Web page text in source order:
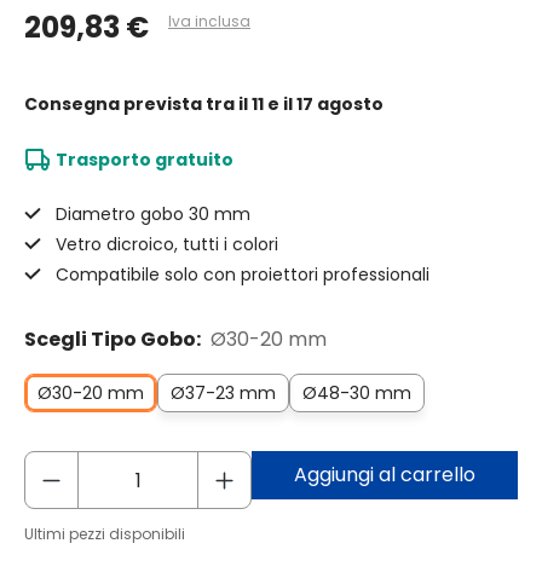
209,83 € Iva inclusa
Consegna prevista tra il 11 e il 17 agosto
Trasporto gratuito
Diametro gobo 30 mm
Vetro dicroico, tutti i colori
Compatibile solo con proiettori professionali
Scegli Tipo Gobo: Ø30-20 mm
Ø30-20 mm Ø37-23 mm Ø48-30 mm
Aggiungi al carrello
Ultimi pezzi disponibili